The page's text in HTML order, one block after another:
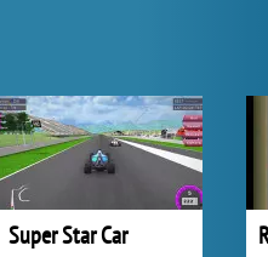
Super Star Car